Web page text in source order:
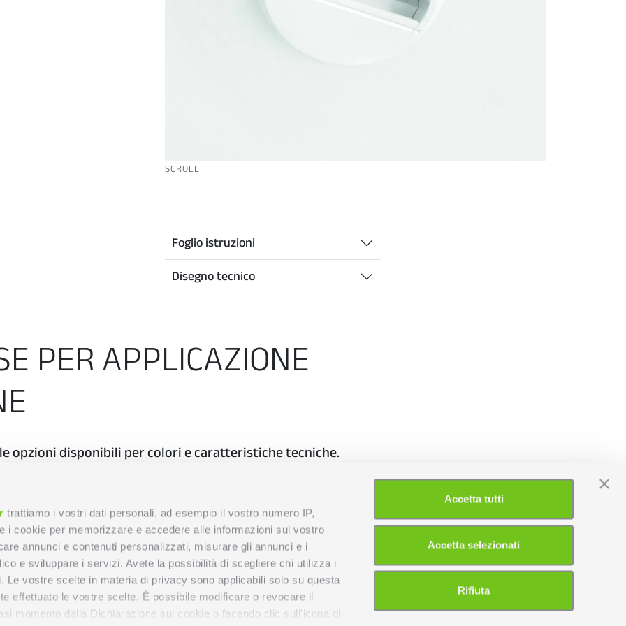
trattiamo i vostri dati personali, ad esempio il vostro numero IP,
i cookie per memorizzare e accedere alle informazioni sul vostro
annunci e contenuti personalizzati, misurare gli annunci e i
e sviluppare i servizi. Avete la possibilità di scegliere chi utilizza i
Le vostre scelte in materia di privacy sono applicabili solo su questa
effettuato le vostre scelte. È possibile modificare o revocare il
momento dalla Dichiarazione sui cookie o facendo clic sull'icona di
Accetta tutti
Accetta selezionati
Rifiuta
SCROLL
Foglio istruzioni
Disegno tecnico
PER APPLICAZIONE
opzioni disponibili per colori e caratteristiche tecniche.
Cod. prodotto
BA001
PER
Aggiungi al preventivo